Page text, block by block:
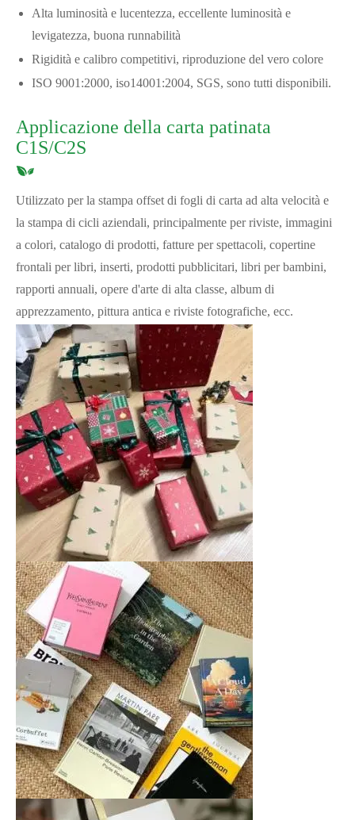
Alta luminosità e lucentezza, eccellente luminosità e
levigatezza, buona runnabilità
Rigidità e calibro competitivi, riproduzione del vero colore
ISO 9001:2000, iso14001:2004, SGS, sono tutti disponibili.
Applicazione della carta patinata
C1S/C2S
Utilizzato per la stampa offset di fogli di carta ad alta velocità e
la stampa di cicli aziendali, principalmente per riviste, immagini
a colori, catalogo di prodotti, fatture per spettacoli, copertine
frontali per libri, inserti, prodotti pubblicitari, libri per bambini,
rapporti annuali, opere d'arte di alta classe, album di
apprezzamento, pittura antica e riviste fotografiche, ecc.